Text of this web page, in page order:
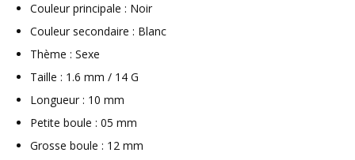
Couleur principale : Noir
Couleur secondaire : Blanc
Thème : Sexe
Taille : 1.6 mm / 14 G
Longueur : 10 mm
Petite boule : 05 mm
Grosse boule : 12 mm